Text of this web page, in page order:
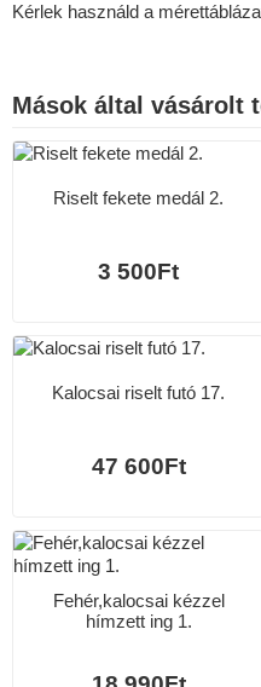
Kérlek használd a
Mások által vásárolt
Riselt fekete medál 2.
3 500Ft
Kalocsai riselt futó 17.
47 600Ft
Fehér,kalocsai kézzel
hímzett ing 1.